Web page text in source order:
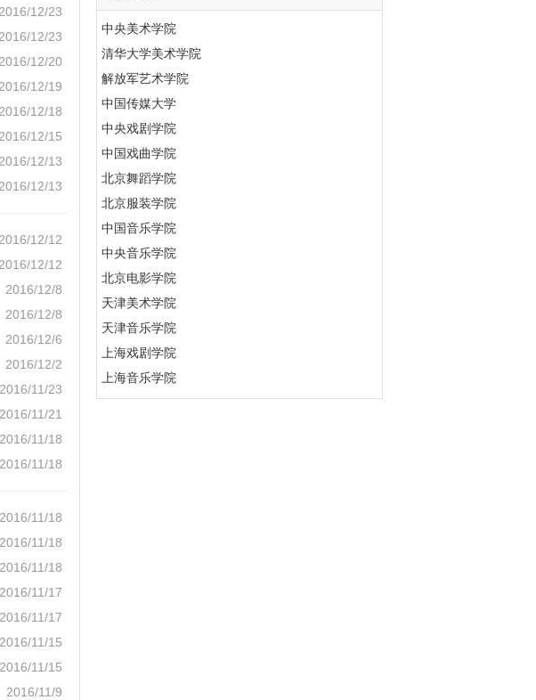
2016/12/23
2016/12/23
2016/12/20
2016/12/19
2016/12/18
2016/12/15
2016/12/13
2016/12/13
2016/12/12
2016/12/12
2016/12/8
2016/12/8
2016/12/6
2016/12/2
2016/11/23
2016/11/21
2016/11/18
2016/11/18
2016/11/18
2016/11/18
2016/11/18
2016/11/17
2016/11/17
2016/11/15
2016/11/15
2016/11/9
中央美术学院
清华大学美术学院
解放军艺术学院
中国传媒大学
中央戏剧学院
中国戏曲学院
北京舞蹈学院
北京服装学院
中国音乐学院
中央音乐学院
北京电影学院
天津美术学院
天津音乐学院
上海戏剧学院
上海音乐学院